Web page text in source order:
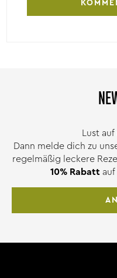
Lust
Dann melde dich zu
regelmäßig leckere
10% Rabatt auf